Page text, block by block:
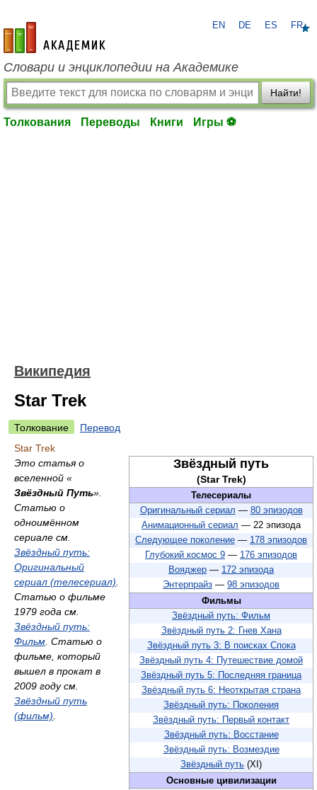
academic.ru
EN DE ES FR
Словари и энциклопедии на Академике
Найти!
Толкования Переводы Книги Игры ⚽
Википедия
Star Trek
Толкование
Перевод
Star Trek
Звёздный путь
(Star Trek)
Телесериалы
Оригинальный сериал — 80 эпизодов
Анимационный сериал — 22 эпизода
Следующее поколение — 178 эпизодов
Глубокий космос 9 — 176 эпизодов
Вояджер — 172 эпизода
Энтерпрайз — 98 эпизодов
Фильмы
Звёздный путь: Фильм
Звёздный путь 2: Гнев Хана
Звёздный путь 3: В поисках Спока
Звёздный путь 4: Путешествие домой
Звёздный путь 5: Последняя граница
Звёздный путь 6: Неоткрытая страна
Звёздный путь: Поколения
Звёздный путь: Первый контакт
Звёздный путь: Восстание
Звёздный путь: Возмездие
Звёздный путь (XI)
Основные цивилизации
Это статья о
вселенной «
Звёздный Путь».
Статью о
одноимённом
сериале см.
Звёздный путь:
Оригинальный
сериал (телесериал)
Статью о фильме
1979 года см.
Звёздный путь:
Фильм . Статью о
фильме, который
вышел в прокат в
2009 году см.
Звёздный путь
(фильм)